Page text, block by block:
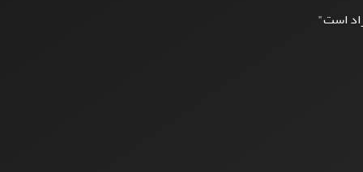
است"